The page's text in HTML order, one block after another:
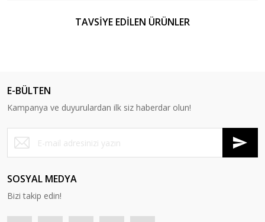
TAVSİYE EDİLEN ÜRÜNLER
Yonex
600,00 TL
E-BÜLTEN
Kampanya ve duyurulardan ilk siz haberdar olun!
SOSYAL MEDYA
Bizi takip edin!